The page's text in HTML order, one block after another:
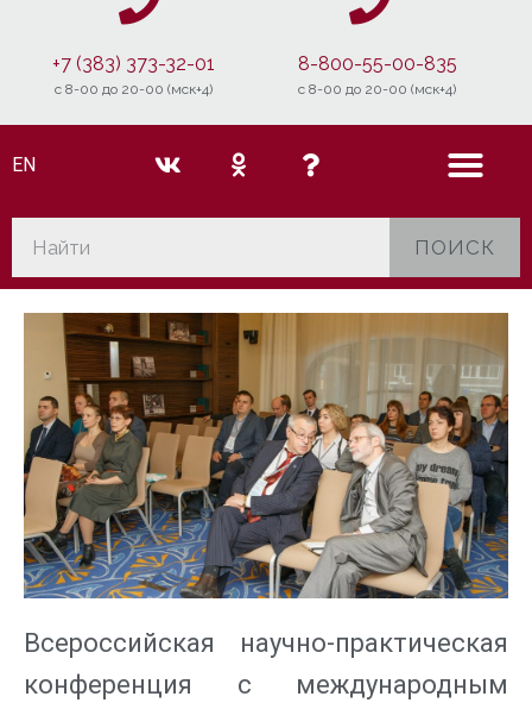
+7 (383) 373-32-01
c 8-00 до 20-00 (мск+4)
8-800-55-00-835
c 8-00 до 20-00 (мск+4)
EN
ПОИСК
Всероссийская научно-практическая
конференция с международным